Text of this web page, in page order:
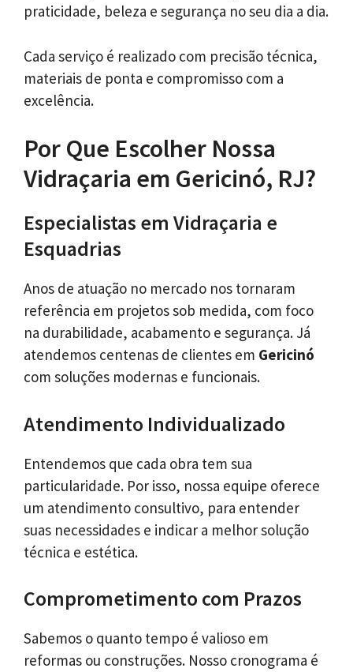
praticidade, beleza e segurança no seu dia a dia.
Cada serviço é realizado com precisão técnica,
materiais de ponta e compromisso com a
excelência.
Por Que Escolher Nossa
Vidraçaria em Gericinó, RJ?
Especialistas em Vidraçaria e
Esquadrias
Anos de atuação no mercado nos tornaram
referência em projetos sob medida, com foco
na durabilidade, acabamento e segurança. Já
atendemos centenas de clientes em Gericinó
com soluções modernas e funcionais.
Atendimento Individualizado
Entendemos que cada obra tem sua
particularidade. Por isso, nossa equipe oferece
um atendimento consultivo, para entender
suas necessidades e indicar a melhor solução
técnica e estética.
Comprometimento com Prazos
Sabemos o quanto tempo é valioso em
reformas ou construções. Nosso cronograma é